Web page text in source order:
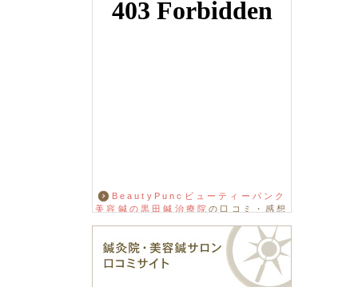
BeautyPuncビューティーパンク
美容鍼の黒田鍼治療院の口コミ・感想